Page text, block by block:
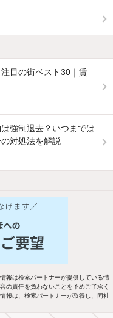
目の街ベスト30｜賃
は強制退去？いつまでは
対処法を解説
報は検索パートナーが提供している情
の責任を負わないことを予めご了承く
報は、検索パートナーが取得し、同社